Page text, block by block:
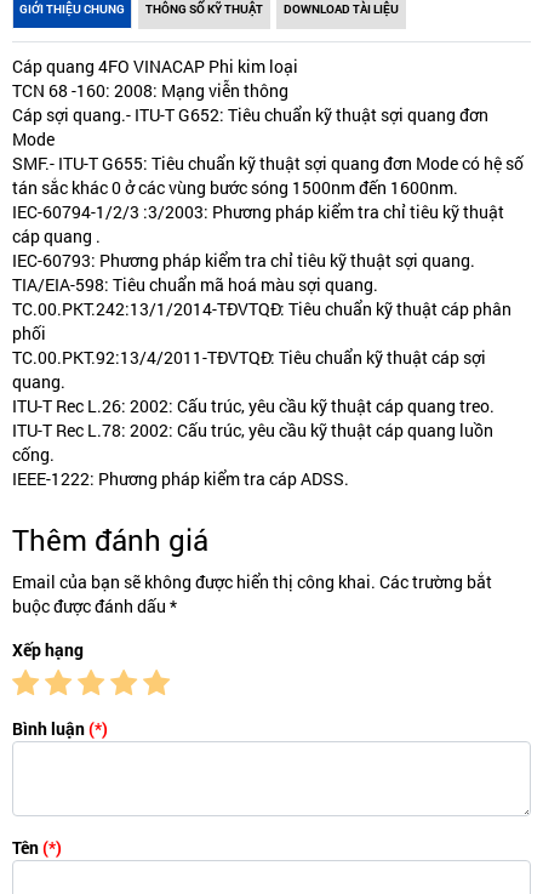
GIỚI THIỆU CHUNG THÔNG SỐ KỸ THUẬT DOWNLOAD TÀI LIỆU
Cáp quang 4FO VINACAP Phi kim loại
TCN 68 -160: 2008: Mạng viễn thông
Cáp sợi quang.- ITU-T G652: Tiêu chuẩn kỹ thuật sợi quang đơn
Mode
SMF.- ITU-T G655: Tiêu chuẩn kỹ thuật sợi quang đơn Mode có hệ số
tán sắc khác 0 ở các vùng bước sóng 1500nm đến 1600nm.
IEC-60794-1/2/3 :3/2003: Phương pháp kiểm tra chỉ tiêu kỹ thuật
cáp quang .
IEC-60793: Phương pháp kiểm tra chỉ tiêu kỹ thuật sợi quang.
TIA/EIA-598: Tiêu chuẩn mã hoá màu sợi quang.
TC.00.PKT.242:13/1/2014-TĐVTQĐ: Tiêu chuẩn kỹ thuật cáp phân
phối
TC.00.PKT.92:13/4/2011-TĐVTQĐ: Tiêu chuẩn kỹ thuật cáp sợi
quang.
ITU-T Rec L.26: 2002: Cấu trúc, yêu cầu kỹ thuật cáp quang treo.
ITU-T Rec L.78: 2002: Cấu trúc, yêu cầu kỹ thuật cáp quang luồn
cống.
IEEE-1222: Phương pháp kiểm tra cáp ADSS.
Thêm đánh giá
Email của bạn sẽ không được hiển thị công khai. Các trường bắt
buộc được đánh dấu *
Xếp hạng
Bình luận(*)
Tên(*)